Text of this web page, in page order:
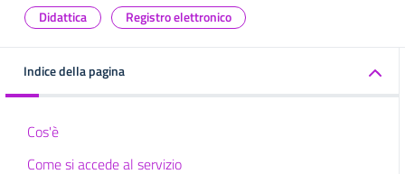
Didattica Registro elettronico
Indice della pagina
Cos'è
Come si accede al servizio